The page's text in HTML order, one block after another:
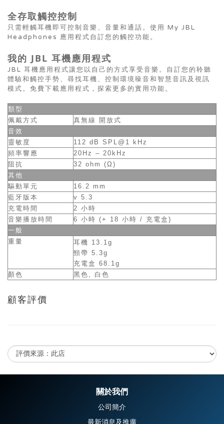
全存取觸控控制
只需輕觸耳機即可控制音樂、音量和通話。使用 My JBL
Headphones 應用程式自訂您的觸控功能。
我的 JBL 耳機應用程式
JBL 耳機應用程式讓您以自己的方式享受音樂。自訂您的聆聽
體驗和觸控手勢、尋找耳機、控制環境噪音和智慧音訊及視訊
模式。免費下載應用程式，探索更多的實用功能。
類型
佩戴方式
真無線 開放式
音效
靈敏度
112 dB SPL@1 kHz
頻率響應
20Hz – 20kHz
阻抗
32 ohm (Ω)
其他
驅動單元
16.2 mm
藍牙版本
v 5.3
充電時間
2 小時
音樂播放時間
6 小時 (+ 18 小時 / 充電盒)
一般
重量
耳機 13.1g
頸帶 5.3g
充電盒 68.1g
顏色
黑色, 白色
顧客評價
關於我們
公司簡介
最新消息及推廣